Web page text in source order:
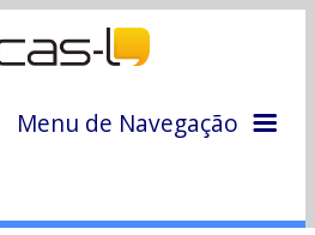
Menu de Navegação